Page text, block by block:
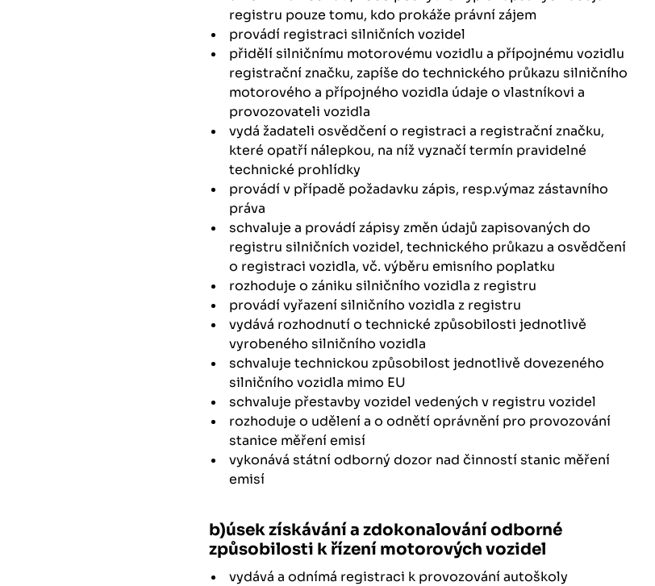
registru pouze tomu, kdo prokáže právní zájem
provádí registraci silničních vozidel
přidělí silničnímu motorovému vozidlu a přípojnému vozidlu
registrační značku, zapíše do technického průkazu silničního
motorového a přípojného vozidla údaje o vlastníkovi a
provozovateli vozidla
vydá žadateli osvědčení o registraci a registrační značku,
které opatří nálepkou, na níž vyznačí termín pravidelné
technické prohlídky
provádí v případě požadavku zápis, resp.výmaz zástavního
práva
schvaluje a provádí zápisy změn údajů zapisovaných do
registru silničních vozidel, technického průkazu a osvědčení
o registraci vozidla, vč. výběru emisního poplatku
rozhoduje o zániku silničního vozidla z registru
provádí vyřazení silničního vozidla z registru
vydává rozhodnutí o technické způsobilosti jednotlivě
vyrobeného silničního vozidla
schvaluje technickou způsobilost jednotlivě dovezeného
silničního vozidla mimo EU
schvaluje přestavby vozidel vedených v registru vozidel
rozhoduje o udělení a o odnětí oprávnění pro provozování
stanice měření emisí
vykonává státní odborný dozor nad činností stanic měření
emisí
b)úsek získávání a zdokonalování odborné
způsobilosti k řízení motorových vozidel
vydává a odnímá registraci k provozování autoškoly